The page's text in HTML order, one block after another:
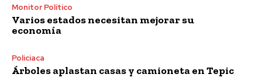
Monitor Político
Varios estados necesitan mejorar su
economía
Policiaca
Árboles aplastan casas y camioneta en Tepic